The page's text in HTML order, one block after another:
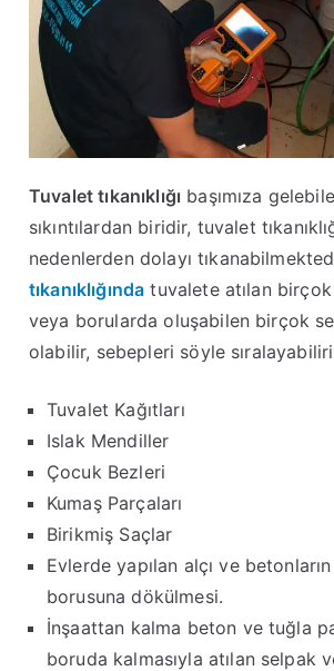
Tuvalet tıkanıklığı başımıza
sıkıntılardan biridir, tuvalet
nedenlerden dolayı
tıkanıklığında tuvalete atılan
veya borularda oluşabilen birçok
olabilir, sebepleri söyle
Tuvalet Kağıtları
Islak Mendiller
Çocuk Bezleri
Kumaş Parçaları
Birikmiş Saçlar
Evlerde yapılan alçı ve
borusuna dökülmesi.
İnşaattan kalma beton ve tuğla
boruda kalmasıyla atılan selpak